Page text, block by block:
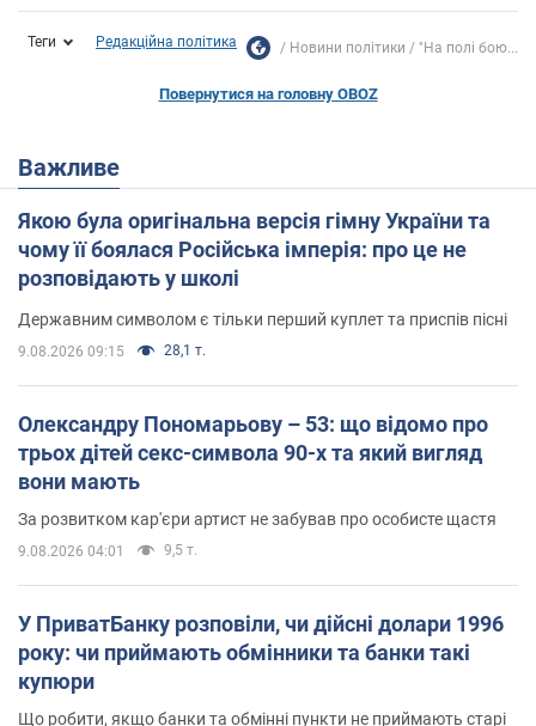
Теги Редакційна політика Новини політики "На полі бою...
Повернутися на головну OBOZ
Важливе
Якою була оригінальна версія гімну України та
чому її боялася Російська імперія: про це не
розповідають у школі
Державним символом є тільки перший куплет та приспів пісні
9.08.2026 09:15 28,1 т.
Олександру Пономарьову – 53: що відомо про
трьох дітей секс-символа 90-х та який вигляд
вони мають
За розвитком кар'єри артист не забував про особисте щастя
9.08.2026 04:01 9,5 т.
У ПриватБанку розповіли, чи дійсні долари 1996
року: чи приймають обмінники та банки такі
купюри
Що робити, якщо банки та обмінні пункти не приймають старі